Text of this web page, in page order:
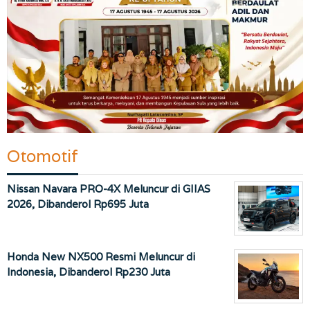
Otomotif
Nissan Navara PRO-4X Meluncur di GIIAS
2026, Dibanderol Rp695 Juta
Honda New NX500 Resmi Meluncur di
Indonesia, Dibanderol Rp230 Juta